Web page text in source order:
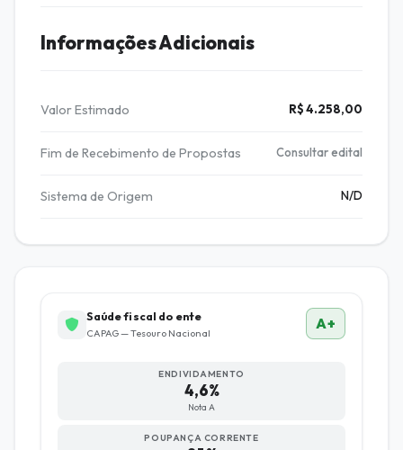
Informações Adicionais
Valor Estimado R$ 4.258,00
Fim de Recebimento de Propostas Consultar edital
Sistema de Origem N/D
Saúde fiscal do ente
CAPAG — Tesouro Nacional
A+
ENDIVIDAMENTO
4,6%
Nota A
POUPANÇA CORRENTE